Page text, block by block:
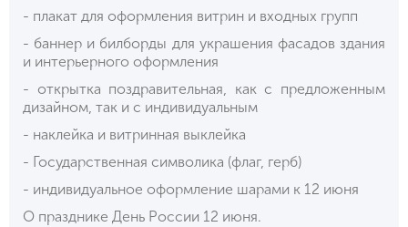
- плакат для оформления витрин и входных групп
- баннер и билборды для украшения фасадов здания
и интерьерного оформления
- открытка поздравительная, как с предложенным
дизайном, так и с индивидуальным
- наклейка и витринная выклейка
- Государственная символика (флаг, герб)
- индивидуальное оформление шарами к 12 июня
О празднике День России 12 июня.